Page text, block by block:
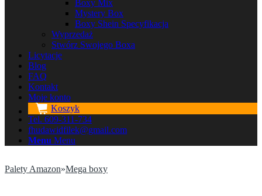
Boxy Mix
Mystery Box
Boxy Shein Specyfikacja
Wyprzedaż
Stwórz Swojego Boxa
Licytacje
Blog
FAQ
Kontakt
Moje konto
Koszyk
Tel. 609-311-734
fhudawidfilek@gmail.com
Menu Menu
Palety Amazon»Mega boxy